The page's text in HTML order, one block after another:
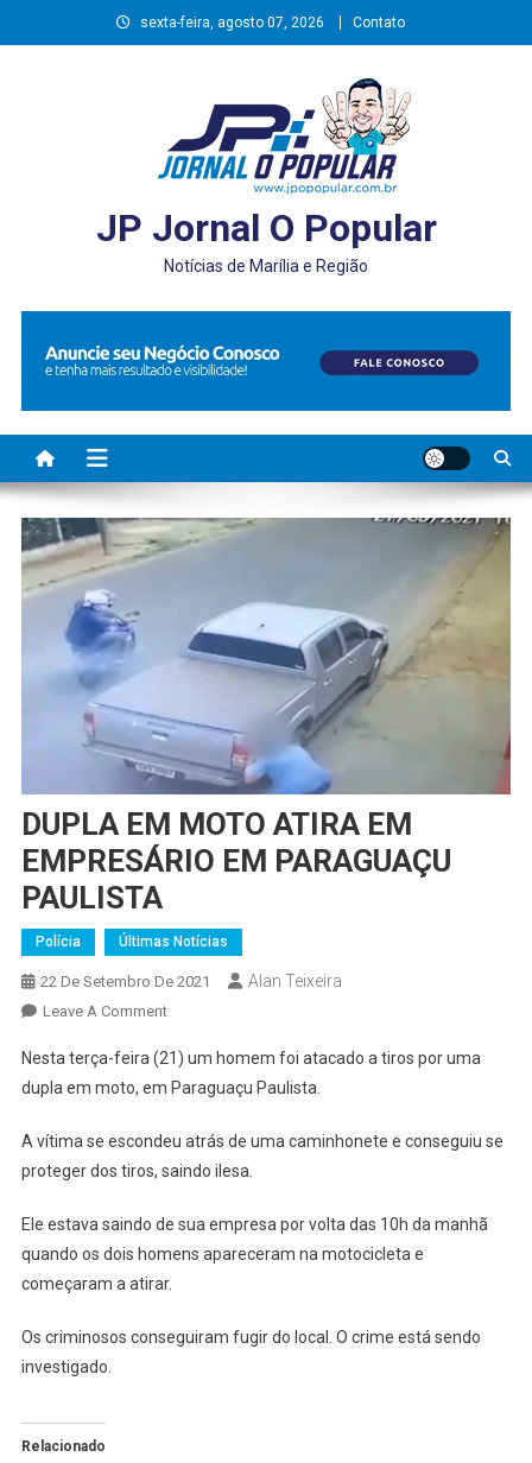
to
sexta-feira, agosto 07, 2026 Contato
JP Jornal O Popular
Notícias de Marília e Região
DUPLA EM MOTO ATIRA EM
EMPRESÁRIO EM PARAGUAÇU
PAULISTA
Polícia Últimas Notícias
22 De Setembro De 2021 Alan Teixeira
Leave A CommentOn
EM
MOTO
EM
EMPRESÁRIO
PARAGUAÇU
PAULISTA
Nesta terça-feira (21) um homem foi atacado a tiros por uma
dupla em moto, em Paraguaçu Paulista.
A vítima se escondeu atrás de uma caminhonete e conseguiu se
proteger dos tiros, saindo ilesa.
Ele estava saindo de sua empresa por volta das 10h da manhã
quando os dois homens apareceram na motocicleta e
começaram a atirar.
Os criminosos conseguiram fugir do local. O crime está sendo
investigado.
Relacionado